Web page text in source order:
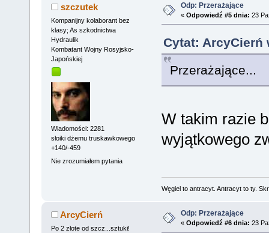
szczutek
Kompanijny kolaborant bez
klasy; As szkodnictwa
Hydraulik
Kombatant Wojny Rosyjsko-
Japońskiej
Wiadomości: 2281
słoiki dżemu truskawkowego
+140/-459
Nie zrozumiałem pytania
Odp: Przerażające
« Odpowiedź #5 dnia: 23
Cytat: ArcyCierń
Przerażające...
W takim razie
wyjątkowego
Węgiel to antracyt. Antracyt to ty.
ArcyCierń
Po 2 złote od szcz...sztuki!
Odp: Przerażające
« Odpowiedź #6 dnia: 23